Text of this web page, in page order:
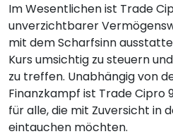
Im Wesentlichen ist Trade
unverzichtbarer
mit dem Scharfsinn
Kurs umsichtig zu steuern
zu treffen. Unabhängig von
Finanzkampf ist Trade
für alle, die mit Zuversicht in
eintauchen möchten.